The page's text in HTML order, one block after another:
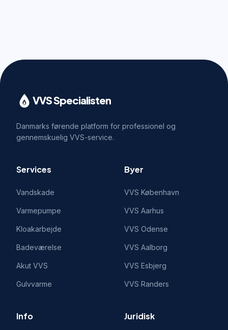
VVS Specialisten
Danmarks førende platform for professionel og
gennemskuelig VVS-service.
Services
Vandskade
Varmepumpe
Kloakarbejde
Badeværelse
Akut VVS
Gulvvarme
Byer
VVS København
VVS Aarhus
VVS Odense
VVS Aalborg
VVS Esbjerg
VVS Randers
Info Juridisk